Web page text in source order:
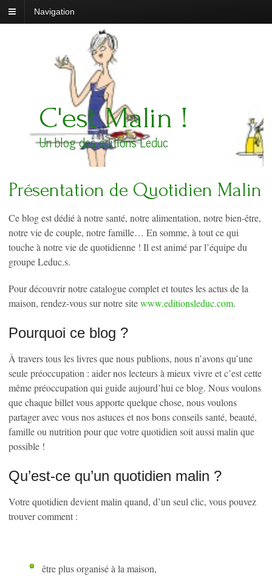
Navigation
C'est Malin !
Un blog des éditions Leduc
Présentation de Quotidien Malin
Ce blog est dédié à notre santé, notre alimentation, notre bien-être,
notre vie de couple, notre famille… En somme, à tout ce qui
touche à notre vie de quotidienne ! Il est animé par l’équipe du
groupe Leduc.s.
Pour découvrir notre catalogue complet et toutes les actus de la
maison, rendez-vous sur notre sitewww.editionsleduc.com.
Pourquoi ce blog ?
À travers tous les livres que nous publions, nous n’avons qu’une
seule préoccupation : aider nos lecteurs à mieux vivre et c’est cette
même préoccupation qui guide aujourd’hui ce blog. Nous voulons
que chaque billet vous apporte quelque chose, nous voulons
partager avec vous nos astuces et nos bons conseils santé, beauté,
famille ou nutrition pour que votre quotidien soit aussi malin que
possible !
Qu’est-ce qu’un quotidien malin ?
Votre quotidien devient malin quand, d’un seul clic, vous pouvez
trouver comment :
être plus organisé à la maison,